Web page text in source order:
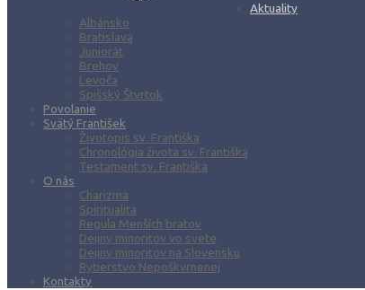
Aktuality
Albánsko
Bratislava
Juniorát
Brehov
Levoča
Spišský Štvrtok
Povolanie
Svätý František
Životopis sv. Františka
Chronológia života sv. Františka
Testament sv. Františka
O nás
Charizma
Spiritualita
Regula Menších bratov
Dejiny minoritov vo svete
Dejiny minoritov na Slovensku
Rytierstvo Nepoškvrnenej
Kontakty